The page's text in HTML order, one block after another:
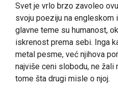
Svet je vrlo brzo zavoleo
svoju poeziju na engleskom
glavne teme su humanost,
iskrenost prema sebi. Inga
metal pesme, već njihova
najviše ceni slobodu, ne žali
tome šta drugi misle o njoj.